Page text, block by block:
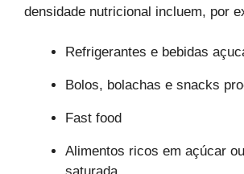
densidade nutricional incluem, por
Refrigerantes e bebidas
Bolos, bolachas e snacks
Fast food
Alimentos ricos em açúcar